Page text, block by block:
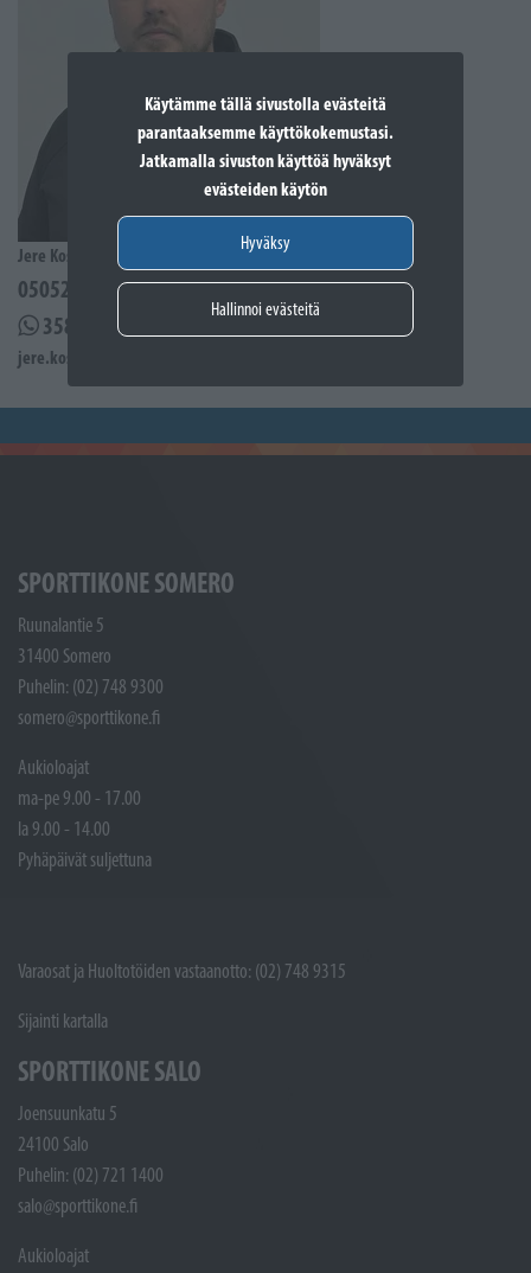
Käytämme tällä sivustolla evästeitä
parantaaksemme käyttökokemustasi.
Jatkamalla sivuston käyttöä hyväksyt
evästeiden käytön
Hyväksy
Hallinnoi evästeitä
Jere Kostiander
0505285939
358505285939
jere.kostiander@sporttikone.fi
SPORTTIKONE SOMERO
Ruunalantie 5
31400 Somero
Puhelin: (02) 748 9300
somero@sporttikone.fi
Aukioloajat
ma-pe 9.00 - 17.00
la 9.00 - 14.00
Pyhäpäivät suljettuna
Varaosat ja Huoltotöiden vastaanotto: (02) 748 9315
Sijainti kartalla
SPORTTIKONE SALO
Joensuunkatu 5
24100 Salo
Puhelin: (02) 721 1400
salo@sporttikone.fi
Aukioloajat